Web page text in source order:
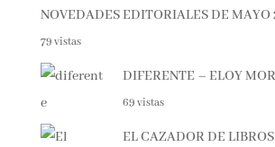
NOVEDADES EDITORIALES DE MAYO
79 vistas
DIFERENTE – ELOY
69 vistas
EL CAZADOR DE